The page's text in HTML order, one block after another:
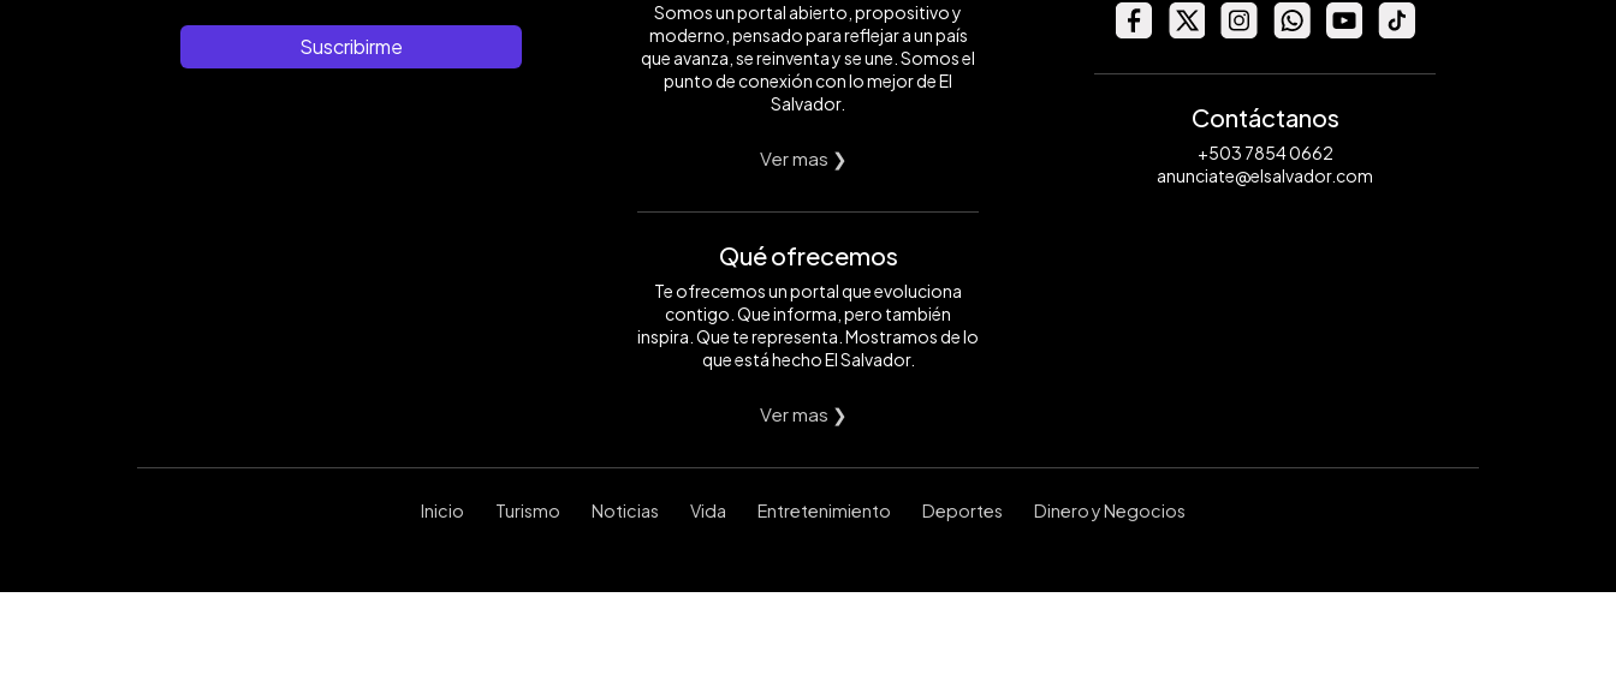
Suscribirme
Somos un portal abierto, propositivo y
moderno, pensado para reflejar a un país
que avanza, se reinventa y se une. Somos el
punto de conexión con lo mejor de El
Salvador.
Ver mas ❯
Qué ofrecemos
Te ofrecemos un portal que evoluciona
contigo. Que informa, pero también
inspira. Que te representa. Mostramos de lo
que está hecho El Salvador.
Ver mas ❯
Contáctanos
+503 7854 0662
anunciate@elsalvador.com
Inicio Turismo Noticias Vida Entretenimiento Deportes Dinero y Negocios